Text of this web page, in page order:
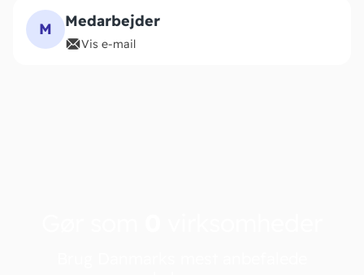
M Medarbejder
Vis e-mail